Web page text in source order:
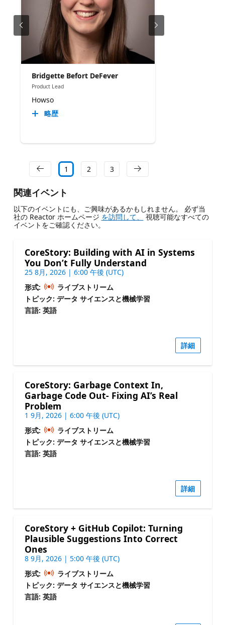
Bridgette Befort DeFever
Product Lead
Howso
略歴
1 2 3
関連イベント
以下のイベントにも、ご興味があるかもしれません。 必ず当
社の Reactor ホームページ を訪問して、
視聴可能なすべての
イベントをご確認ください。
CoreStory: Building with AI in Systems
You Don’t Fully Understand
25 8月, 2026 | 6:00 午後 (UTC)
形式:
ライブストリーム
トピック: データ サイエンスと機械学習
言語: 英語
詳細
CoreStory: Garbage Context In,
Garbage Code Out- Fixing AI’s Real
Problem
1 9月, 2026 | 6:00 午後 (UTC)
形式:
ライブストリーム
トピック: データ サイエンスと機械学習
言語: 英語
詳細
CoreStory + GitHub Copilot: Turning
Plausible Suggestions Into Correct
Ones
8 9月, 2026 | 5:00 午後 (UTC)
形式:
ライブストリーム
トピック: データ サイエンスと機械学習
言語: 英語